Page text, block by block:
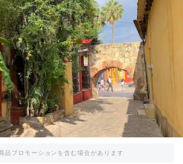
品プロモーションを含む場合があります